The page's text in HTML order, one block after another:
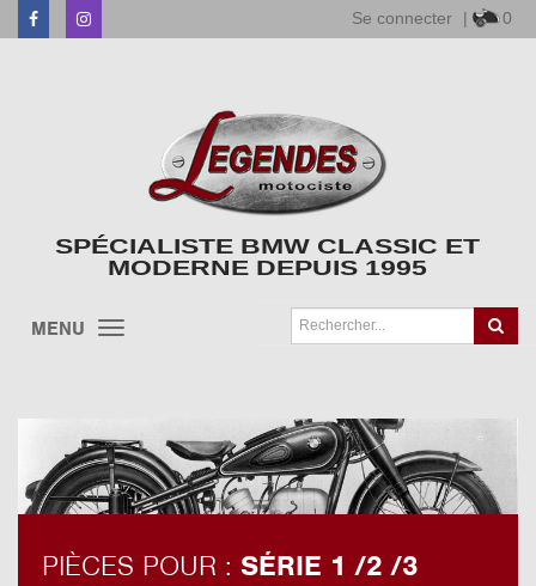
FacebookInstagram Se connecter | 0
SPÉCIALISTE BMW CLASSIC ET
MODERNE DEPUIS 1995
MENU
PIÈCES POUR : SÉRIE 1 /2 /3